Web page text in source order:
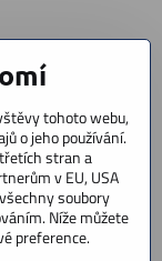
tohoto webu,
o jeho používání.
stran a
v EU, USA
soubory
Níže můžete
preference.